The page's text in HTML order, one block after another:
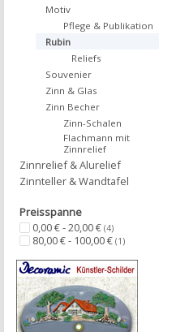
Motiv
Pflege & Publikation
Rubin
Reliefs
Souvenier
Zinn & Glas
Zinn Becher
Zinn-Schalen
Flachmann mit
Zinnrelief
Zinnrelief & Alurelief
Zinnteller & Wandtafel
Preisspanne
0,00 € - 20,00 € (4)
80,00 € - 100,00 € (1)